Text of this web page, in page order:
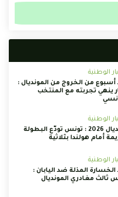
الوطنية
أسبوع من الخروج من المونديال :
ينهي تجربته مع المنتخب
الوطنية
مونديال 2026 : تونس تودّع البطولة
أمام هولندا بثلاثية
الوطنية
الخسارة المذلة ضد اليابان :
ثالث مغادري المونديال